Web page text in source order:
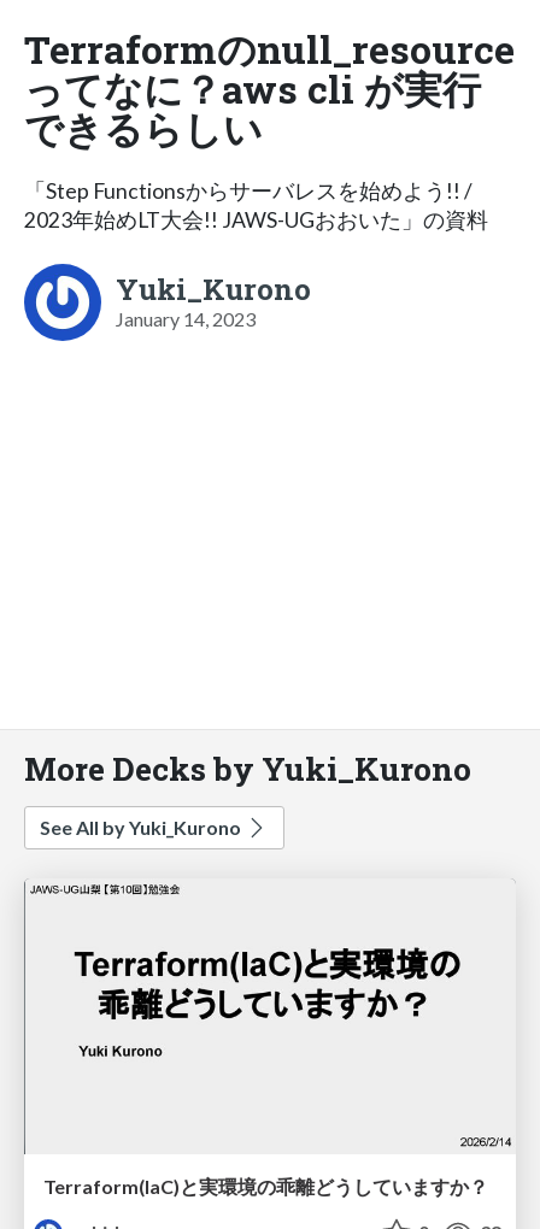
Terraformのnull_resource
ってなに？aws cli が実行
できるらしい
「Step Functionsからサーバレスを始めよう!! /
2023年始めLT大会!! JAWS-UGおおいた」の資料
Yuki_Kurono
January 14, 2023
More Decks by Yuki_Kurono
See All by Yuki_Kurono
Terraform(IaC)と実環境の乖離どうしていますか？